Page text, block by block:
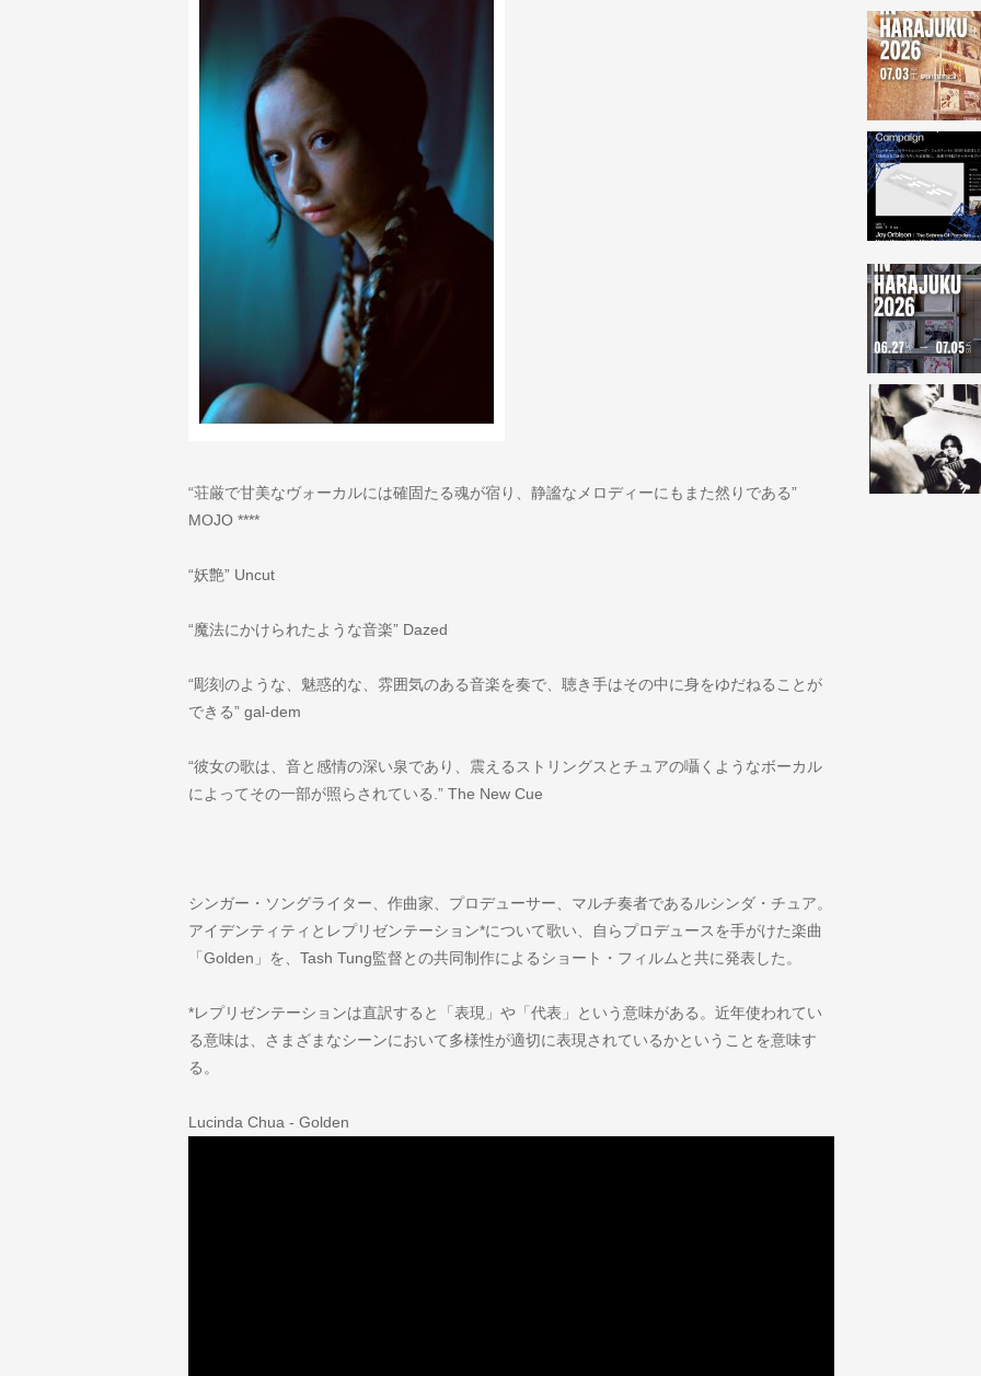
“荘厳で甘美なヴォーカルには確固たる魂が宿り、静謐なメロディーにもまた然りである”
MOJO ****
“妖艶” Uncut
“魔法にかけられたような音楽” Dazed
“彫刻のような、魅惑的な、雰囲気のある音楽を奏で、聴き手はその中に身をゆだねることが
できる” gal-dem
“彼女の歌は、音と感情の深い泉であり、震えるストリングスとチュアの囁くようなボーカル
によってその一部が照らされている.” The New Cue
シンガー・ソングライター、作曲家、プロデューサー、マルチ奏者であるルシンダ・チュア。
アイデンティティとレプリゼンテーション*について歌い、自らプロデュースを手がけた楽曲
「Golden」を、Tash Tung監督との共同制作によるショート・フィルムと共に発表した。
*レプリゼンテーションは直訳すると「表現」や「代表」という意味がある。近年使われてい
る意味は、さまざまなシーンにおいて多様性が適切に表現されているかということを意味す
る。
Lucinda Chua - Golden